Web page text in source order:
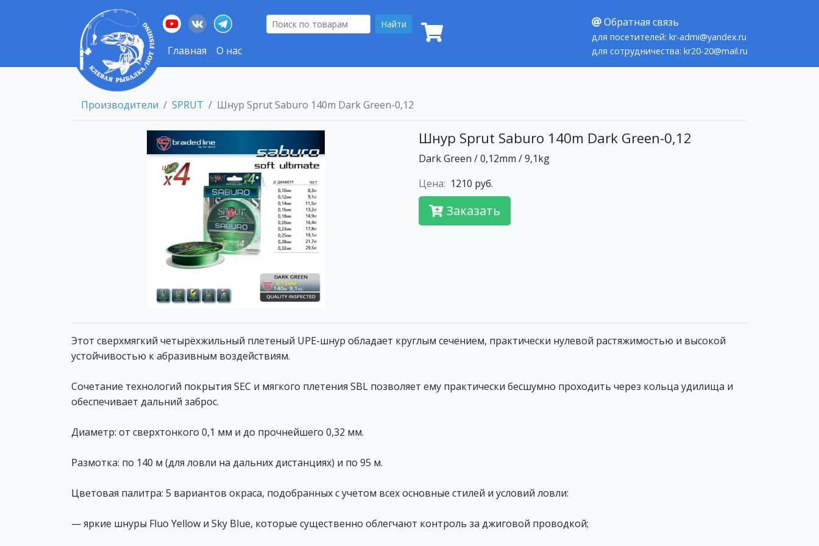
Найти
Главная О нас
Обратная связь
для посетителей: kr-admi@yandex.ru
для сотрудничества: kr20-20@mail.ru
Производители SPRUT Шнур Sprut Saburo 140m Dark Green-0,12
Шнур Sprut Saburo 140m Dark Green-0,12
Dark Green / 0,12mm / 9,1kg
Цена: 1210 руб.
Заказать
Этот сверхмягкий четырёхжильный плетеный UPE-шнур обладает круглым сечением, практически нулевой растяжимостью и высокой
устойчивостью к абразивным воздействиям.
Сочетание технологий покрытия SEC и мягкого плетения SBL позволяет ему практически бесшумно проходить через кольца удилища и
обеспечивает дальний заброс.
Диаметр: от сверхтонкого 0,1 мм и до прочнейшего 0,32 мм.
Размотка: по 140 м (для ловли на дальних дистанциях) и по 95 м.
Цветовая палитра: 5 вариантов окраса, подобранных с учетом всех основные стилей и условий ловли:
— яркие шнуры Fluo Yellow и Sky Blue, которые существенно облегчают контроль за джиговой проводкой;